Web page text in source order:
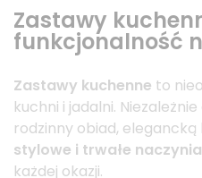
Zastawy
funkcjonalność
Zastawy kuchenne to
kuchni i jadalni.
rodzinny obiad,
stylowe i trwałe naczynia
każdej okazji.